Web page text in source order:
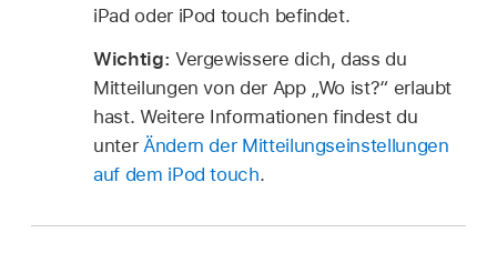
iPad oder iPod touch befindet.
Wichtig: Vergewissere dich, dass du
Mitteilungen von der App „Wo ist?“ erlaubt
hast. Weitere Informationen findest du
unter Ändern der Mitteilungseinstellungen
auf dem iPod touch.